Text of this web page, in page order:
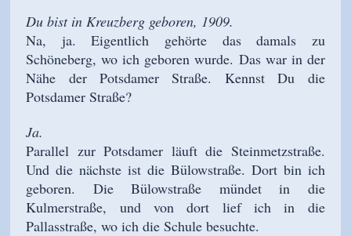
Du bist in Kreuzberg geboren, 1909.
Na, ja. Eigentlich gehörte das damals zu
Schöneberg, wo ich geboren wurde. Das war in der
Nähe der Potsdamer Straße. Kennst Du die
Potsdamer Straße?
Ja.
Parallel zur Potsdamer läuft die Steinmetzstraße.
Und die nächste ist die Bülowstraße. Dort bin ich
geboren. Die Bülowstraße mündet in die
Kulmerstraße, und von dort lief ich in die
Pallasstraße, wo ich die Schule besuchte.